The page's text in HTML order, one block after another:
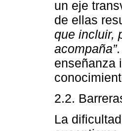
un eje
de ellas
que incluir,
acompaña”
enseñanza
2.2.
La